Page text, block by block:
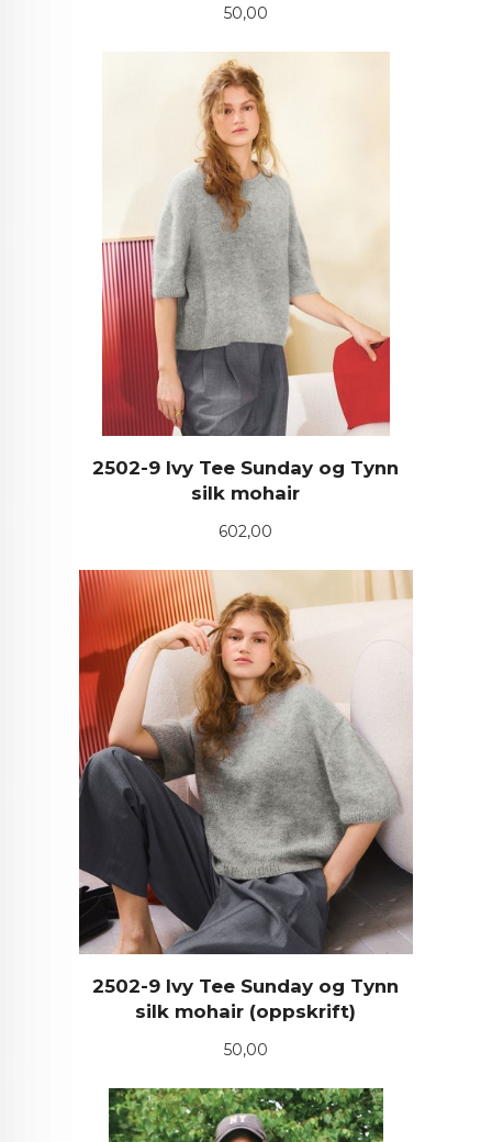
Pris
50,00
2502-9 Ivy Tee Sunday og Tynn
silk mohair
Pris
602,00
2502-9 Ivy Tee Sunday og Tynn
silk mohair (oppskrift)
Pris
50,00